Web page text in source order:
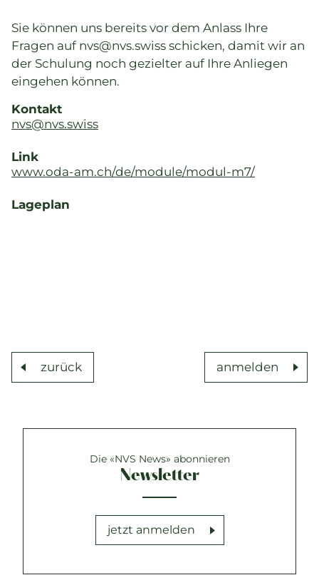
Sie können uns bereits vor dem Anlass Ihre
Fragen auf nvs@nvs.swiss schicken, damit wir an
der Schulung noch gezielter auf Ihre Anliegen
eingehen können.
Kontakt
nvs@nvs.swiss
Link
www.oda-am.ch/de/module/modul-m7/
Lageplan
zurück anmelden
Die «NVS News» abonnieren
Newsletter
jetzt anmelden